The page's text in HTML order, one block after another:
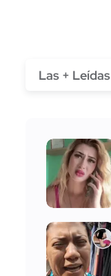
Las + Leídas